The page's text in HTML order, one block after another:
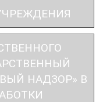
НАДЗОР» В